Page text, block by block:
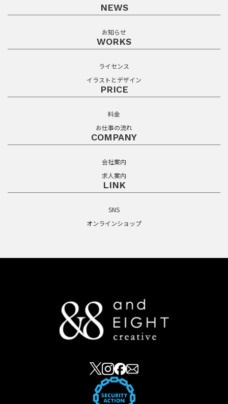
NEWS
お知らせ
WORKS
ライセンス
イラストとデザイン
PRICE
料金
お仕事の流れ
COMPANY
会社案内
求人案内
LINK
SNS
オンラインショップ